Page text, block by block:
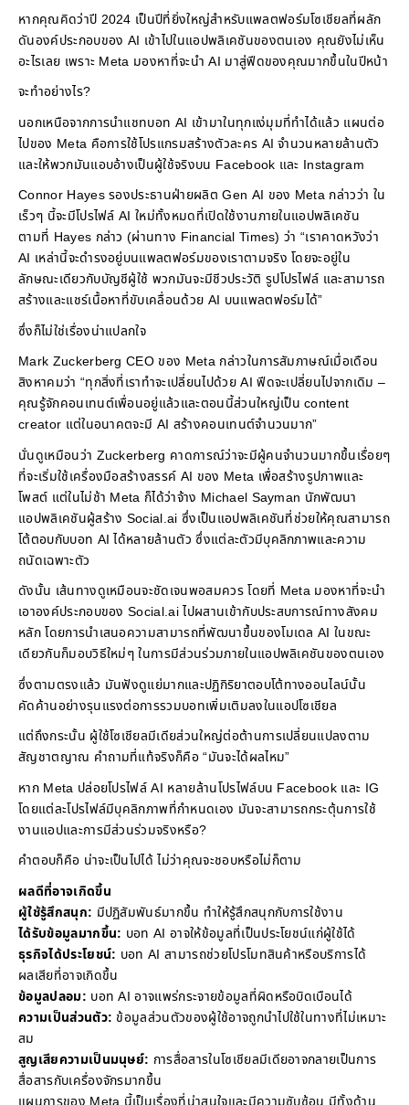
หากคุณคิดว่าปี 2024 เป็นปีที่ยิ่งใหญ่สำหรับแพลตฟอร์มโซเชียลที่ผลัก
ดันองค์ประกอบของ AI เข้าไปในแอปพลิเคชันของตนเอง คุณยังไม่เห็น
อะไรเลย เพราะ Meta มองหาที่จะนำ AI มาสู่ฟีดของคุณมากขึ้นในปีหน้า
จะทำอย่างไร?
นอกเหนือจากการนำแชทบอท AI เข้ามาในทุกแง่มุมที่ทำได้แล้ว แผนต่อ
ไปของ Meta คือการใช้โปรแกรมสร้างตัวละคร AI จำนวนหลายล้านตัว
และให้พวกมันแอบอ้างเป็นผู้ใช้จริงบน Facebook และ Instagram
Connor Hayes รองประธานฝ่ายผลิต Gen AI ของ Meta กล่าวว่า ใน
เร็วๆ นี้จะมีโปรไฟล์ AI ใหม่ทั้งหมดที่เปิดใช้งานภายในแอปพลิเคชัน
ตามที่ Hayes กล่าว (ผ่านทาง Financial Times) ว่า “เราคาดหวังว่า
AI เหล่านี้จะดำรงอยู่บนแพลตฟอร์มของเราตามจริง โดยจะอยู่ใน
ลักษณะเดียวกับบัญชีผู้ใช้ พวกมันจะมีชีวประวัติ รูปโปรไฟล์ และสามารถ
สร้างและแชร์เนื้อหาที่ขับเคลื่อนด้วย AI บนแพลตฟอร์มได้”
ซึ่งก็ไม่ใช่เรื่องน่าแปลกใจ
Mark Zuckerberg CEO ของ Meta กล่าวในการสัมภาษณ์เมื่อเดือน
สิงหาคมว่า “ทุกสิ่งที่เราทำจะเปลี่ยนไปด้วย AI ฟีดจะเปลี่ยนไปจากเดิม –
คุณรู้จักคอนเทนต์เพื่อนอยู่แล้วและตอนนี้ส่วนใหญ่เป็น content
creator แต่ในอนาคตจะมี AI สร้างคอนเทนต์จำนวนมาก”
นั่นดูเหมือนว่า Zuckerberg คาดการณ์ว่าจะมีผู้คนจำนวนมากขึ้นเรื่อยๆ
ที่จะเริ่มใช้เครื่องมือสร้างสรรค์ AI ของ Meta เพื่อสร้างรูปภาพและ
โพสต์ แต่ในไม่ช้า Meta ก็ได้ว่าจ้าง Michael Sayman นักพัฒนา
แอปพลิเคชันผู้สร้าง Social.ai ซึ่งเป็นแอปพลิเคชันที่ช่วยให้คุณสามารถ
โต้ตอบกับบอท AI ได้หลายล้านตัว ซึ่งแต่ละตัวมีบุคลิกภาพและความ
ถนัดเฉพาะตัว
ดังนั้น เส้นทางดูเหมือนจะชัดเจนพอสมควร โดยที่ Meta มองหาที่จะนำ
เอาองค์ประกอบของ Social.ai ไปผสานเข้ากับประสบการณ์ทางสังคม
หลัก โดยการนำเสนอความสามารถที่พัฒนาขึ้นของโมเดล AI ในขณะ
เดียวกันก็มอบวิธีใหม่ๆ ในการมีส่วนร่วมภายในแอปพลิเคชันของตนเอง
ซึ่งตามตรงแล้ว มันฟังดูแย่มากและปฏิกิริยาตอบโต้ทางออนไลน์นั้น
คัดค้านอย่างรุนแรงต่อการรวมบอทเพิ่มเติมลงในแอปโซเชียล
แต่ถึงกระนั้น ผู้ใช้โซเชียลมีเดียส่วนใหญ่ต่อต้านการเปลี่ยนแปลงตาม
สัญชาตญาณ คำถามที่แท้จริงก็คือ “มันจะได้ผลไหม”
หาก Meta ปล่อยโปรไฟล์ AI หลายล้านโปรไฟล์บน Facebook และ IG
โดยแต่ละโปรไฟล์มีบุคลิกภาพที่กำหนดเอง มันจะสามารถกระตุ้นการใช้
งานแอปและการมีส่วนร่วมจริงหรือ?
คำตอบก็คือ น่าจะเป็นไปได้ ไม่ว่าคุณจะชอบหรือไม่ก็ตาม
ผลดีที่อาจเกิดขึ้น
ผู้ใช้รู้สึกสนุก: มีปฏิสัมพันธ์มากขึ้น ทำให้รู้สึกสนุกกับการใช้งาน
ได้รับข้อมูลมากขึ้น: บอท AI อาจให้ข้อมูลที่เป็นประโยชน์แก่ผู้ใช้ได้
ธุรกิจได้ประโยชน์: บอท AI สามารถช่วยโปรโมทสินค้าหรือบริการได้
ผลเสียที่อาจเกิดขึ้น
ข้อมูลปลอม: บอท AI อาจแพร่กระจายข้อมูลที่ผิดหรือบิดเบือนได้
ความเป็นส่วนตัว: ข้อมูลส่วนตัวของผู้ใช้อาจถูกนำไปใช้ในทางที่ไม่เหมาะ
สม
สูญเสียความเป็นมนุษย์: การสื่อสารในโซเชียลมีเดียอาจกลายเป็นการ
สื่อสารกับเครื่องจักรมากขึ้น